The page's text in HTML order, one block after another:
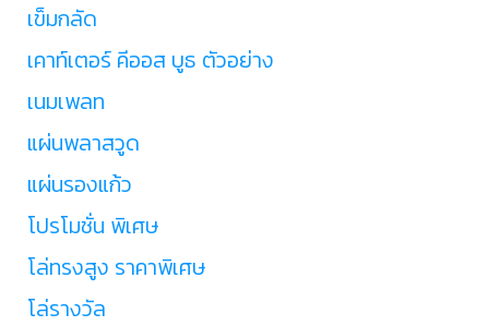
เข็มกลัด
เคาท์เตอร์ คีออส บูธ ตัวอย่าง
เนมเพลท
แผ่นพลาสวูด
แผ่นรองแก้ว
โปรโมชั่น พิเศษ
โล่ทรงสูง ราคาพิเศษ
โล่รางวัล